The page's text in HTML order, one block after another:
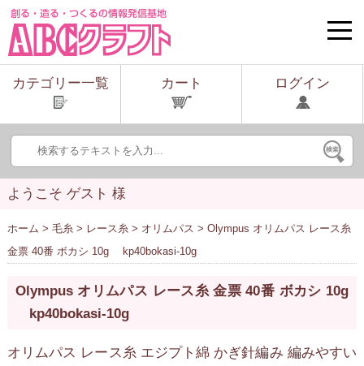
toggle
カテゴリー一覧
カート ログイン
ようこそ ゲスト 様
ホーム > 毛糸> レース糸> オリムパス > Olympus オリムパス レース糸
金票 40番 ボカシ 10g kp40bokasi-10g
Olympus オリムパス レース糸 金票 40番 ボカシ 10g
kp40bokasi-10g
オリムパス レース糸 エジプト綿 かぎ針編み 編みやすい